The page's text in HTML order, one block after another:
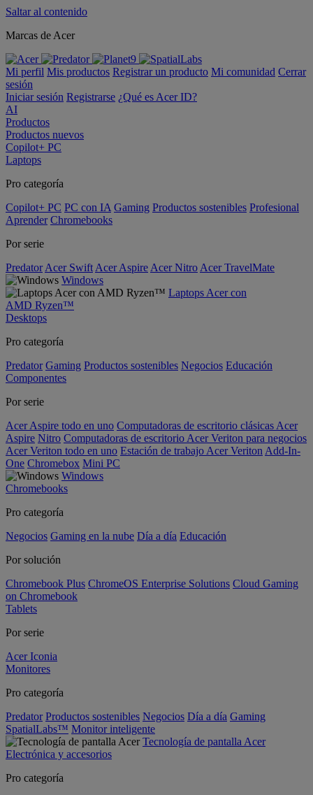
Saltar al contenido
Marcas de Acer
Mi perfil Mis productos Registrar un producto Mi comunidad Cerrar
sesión
Iniciar sesión Registrarse ¿Qué es Acer ID?
AI
Productos
Productos nuevos
Copilot+ PC
Laptops
Pro categoría
Copilot+ PC PC con IA Gaming Productos sostenibles Profesional
Aprender Chromebooks
Por serie
Predator Acer Swift Acer Aspire Acer Nitro Acer TravelMate
Windows
Laptops Acer con
AMD Ryzen™
Desktops
Pro categoría
Predator Gaming Productos sostenibles Negocios Educación
Componentes
Por serie
Acer Aspire todo en uno Computadoras de escritorio clásicas Acer
Aspire Nitro Computadoras de escritorio Acer Veriton para negocios
Acer Veriton todo en uno Estación de trabajo Acer Veriton Add-In-
One Chromebox Mini PC
Windows
Chromebooks
Pro categoría
Negocios Gaming en la nube Día a día Educación
Por solución
Chromebook Plus ChromeOS Enterprise Solutions Cloud Gaming
on Chromebook
Tablets
Por serie
Acer Iconia
Monitores
Pro categoría
Predator Productos sostenibles Negocios Día a día Gaming
SpatialLabs™ Monitor inteligente
Tecnología de pantalla Acer
Electrónica y accesorios
Pro categoría